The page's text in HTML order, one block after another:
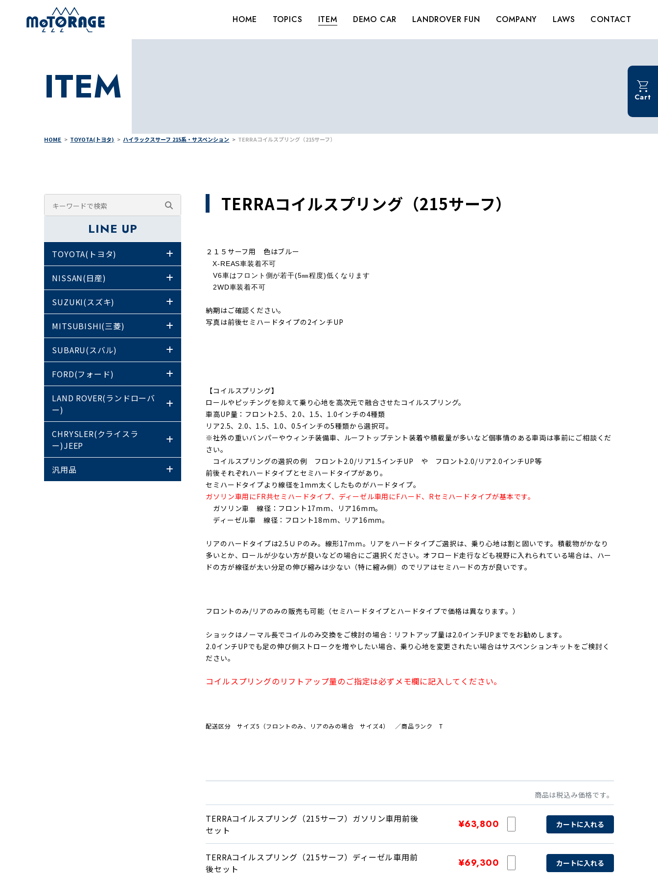
HOME TOPICS ITEM DEMO CAR LANDROVER FUN COMPANY LAWS CONTACT
ITEM
HOME TOYOTA(トヨタ) ハイラックスサーフ 215系・サスペンション TERRAコイルスプリング（215サーフ）
TERRAコイルスプリング（215サーフ）
２１５サーフ用 色はブルー
X-REAS車装着不可
V6車はフロント側が若干(5㎜程度)低くなります
2WD車装着不可
納期はご確認ください。
写真は前後セミハードタイプの2インチUP
【コイルスプリング】
ロールやピッチングを抑えて乗り心地を高次元で融合させたコイルスプリング。
車高UP量：フロント2.5、2.0、1.5、1.0インチの4種類
リア2.5、2.0、1.5、1.0、0.5インチの5種類から選択可。
※社外の重いバンパーやウィンチ装備車、ルーフトップテント装着や積載量が多いなど個事情のある車両は事前にご相談くだ
さい。
コイルスプリングの選択の例 フロント2.0/リア1.5インチUP や フロント2.0/リア2.0インチUP等
前後それぞれハードタイプとセミハードタイプがあり。
セミハードタイプより線径を1mm太くしたものがハードタイプ。
ガソリン車用にFR共セミハードタイプ、ディーゼル車用にFハード、Rセミハードタイプが基本です。
ガソリン車 線径：フロント17mm、リア16mm。
ディーゼル車 線径：フロント18mm、リア16mm。
リアのハードタイプは2.5ＵＰのみ。線形17ｍｍ。リアをハードタイプご選択は、乗り心地は割と固いです。積載物がかなり
多いとか、ロールが少ない方が良いなどの場合にご選択ください。オフロード走行なども視野に入れられている場合は、ハー
ドの方が線径が太い分足の伸び縮みは少ない（特に縮み側）のでリアはセミハードの方が良いです。
フロントのみ/リアのみの販売も可能（セミハードタイプとハードタイプで価格は異なります。）
ショックはノーマル長でコイルのみ交換をご検討の場合：リフトアップ量は2.0インチUPまでをお勧めします。
2.0インチUPでも足の伸び側ストロークを増やしたい場合、乗り心地を変更されたい場合はサスペンションキットをご検討く
ださい。
コイルスプリングのリフトアップ量のご指定は必ずメモ欄に記入してください。
配送区分 サイズ5（フロントのみ、リアのみの場合 サイズ4） ／商品ランク T
商品は税込み価格です。
TERRAコイルスプリング（215サーフ）ガソリン車用前後
セット
¥63,800 カートに入れる
TERRAコイルスプリング（215サーフ）ディーゼル車用前
後セット
¥69,300 カートに入れる
LINE UP
TOYOTA(トヨタ)
NISSAN(日産)
SUZUKI(スズキ)
MITSUBISHI(三菱)
SUBARU(スバル)
FORD(フォード)
LAND ROVER(ランドローバ
ー)
CHRYSLER(クライスラ
ー)JEEP
汎用品
Cart